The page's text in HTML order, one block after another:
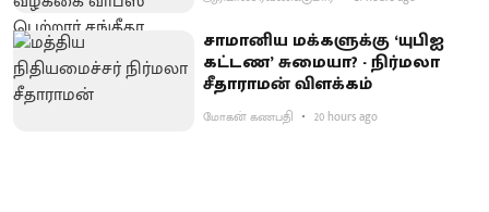
சாமானிய மக்களுக்கு ‘யுபிஐ
கட்டண’ சுமையா? - நிர்மலா
சீதாராமன் விளக்கம்
மோகன் கணபதி 20 hours ago